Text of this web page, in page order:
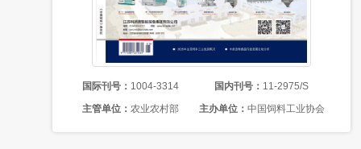
国际刊号： 1004-3314 国内刊号： 11-2975/S
主管单位： 农业农村部 主办单位： 中国饲料工业协会